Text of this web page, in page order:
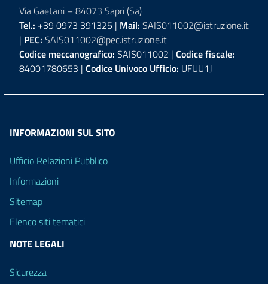
Via Gaetani – 84073 Sapri (Sa)
Tel.: +39 0973 391325 | Mail: SAIS011002@istruzione.it
| PEC: SAIS011002@pec.istruzione.it
Codice meccanografico: SAIS011002 | Codice fiscale:
84001780653 | Codice Univoco Ufficio: UFUU1J
INFORMAZIONI SUL SITO
Ufficio Relazioni Pubblico
Informazioni
Sitemap
Elenco siti tematici
NOTE LEGALI
Sicurezza